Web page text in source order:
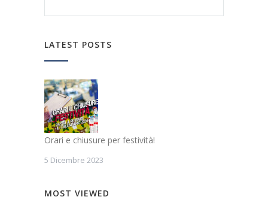
LATEST POSTS
Orari e chiusure per festività!
5 Dicembre 2023
MOST VIEWED